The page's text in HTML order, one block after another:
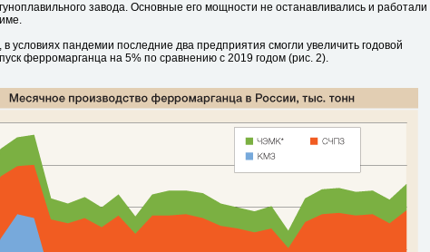
завода. Основные его мощности не останавливались и работали
условиях пандемии последние два предприятия смогли увеличить годовой
ферромарганца на 5% по сравнению с 2019 годом (рис. 2).